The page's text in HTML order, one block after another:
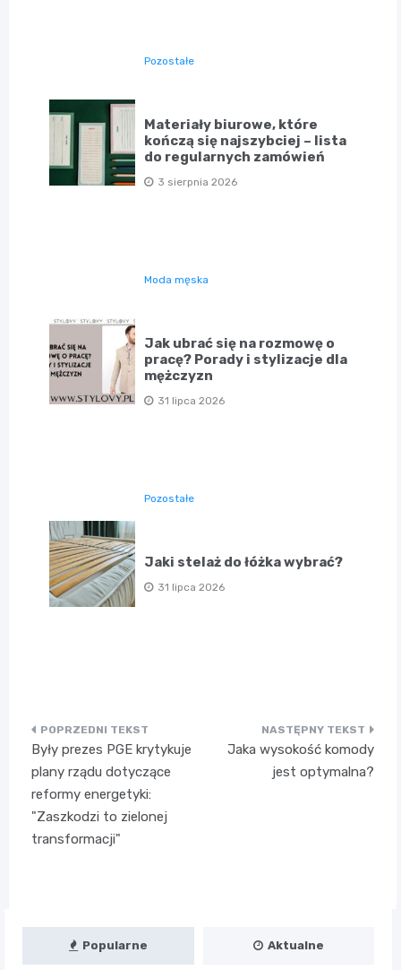
Pozostałe
Materiały biurowe, które
kończą się najszybciej – lista
do regularnych zamówień
3 sierpnia 2026
Moda męska
Jak ubrać się na rozmowę o
pracę? Porady i stylizacje dla
mężczyzn
31 lipca 2026
Pozostałe
Jaki stelaż do łóżka wybrać?
31 lipca 2026
Nawigacja
wpisu
Były prezes PGE krytykuje
plany rządu dotyczące
reformy energetyki:
"Zaszkodzi to zielonej
transformacji"
Jaka wysokość komody
jest optymalna?
Popularne Aktualne